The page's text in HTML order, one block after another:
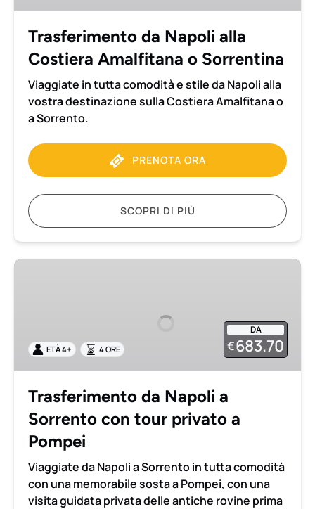
o
Trasferimento da Napoli alla
Costiera Amalfitana o Sorrentina
Viaggiate in tutta comodità e stile da Napoli alla
vostra destinazione sulla Costiera Amalfitana o
a Sorrento.
PRENOTA ORA
SCOPRI DI PIÙ
Trasferimento
con
tour
Pompei
DA
€683.70
ETÀ 4+ 4 ORE
Trasferimento da Napoli a
Sorrento con tour privato a
Pompei
Viaggiate da Napoli a Sorrento in tutta comodità
con una memorabile sosta a Pompei, con una
visita guidata privata delle antiche rovine prima